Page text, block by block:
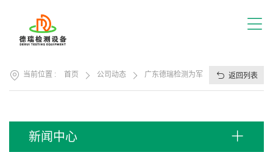
当前位置 : 首页 公司动态 广东德瑞检测为军工龙头中航光电打造
返回列表
新闻中心